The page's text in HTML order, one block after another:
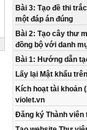
Bài 3: Tạo đề thi
một đáp án đúng
Bài 2: Tạo cây thư
đồng bộ với danh
Bài 1: Hướng dẫn
Lấy lại Mật khẩu
Kích hoạt tài khoản
violet.vn
Đăng ký Thành viên